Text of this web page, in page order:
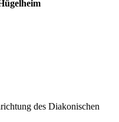
des Diakonischen